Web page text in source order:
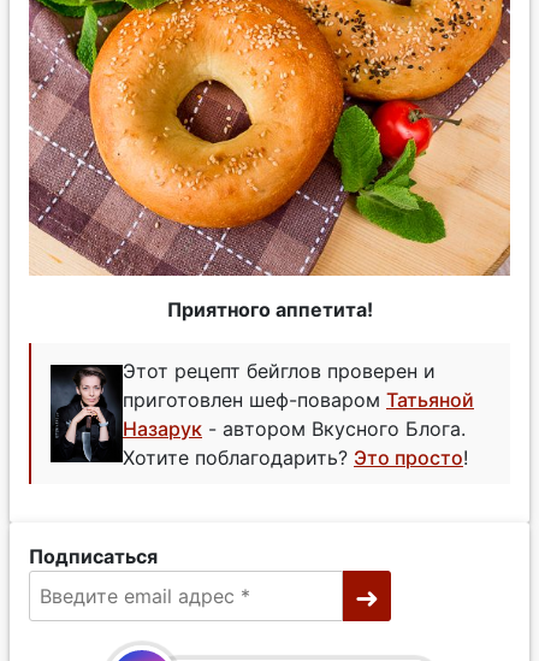
Приятного аппетита!
Этот рецепт бейглов проверен и
приготовлен шеф-поваром Татьяной
Назарук - автором Вкусного Блога.
Хотите поблагодарить? Это просто!
Подписаться